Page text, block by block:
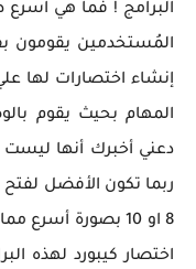
البرامج ! فما هي اسرع
المُستخدمين يقومون
إنشاء اختصارات لها
المهام بحيث يقوم
دعني أخبرك أنها
ربما تكون الأفضل
8 او 10 بصورة
اختصار كيبورد لهذه